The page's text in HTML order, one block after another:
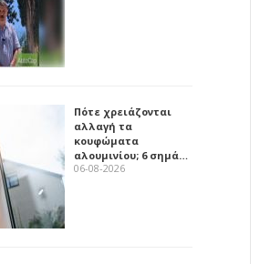
Πότε χρειάζονται
αλλαγή τα
κουφώματα
αλουμινίου; 6 σημά…
06-08-2026